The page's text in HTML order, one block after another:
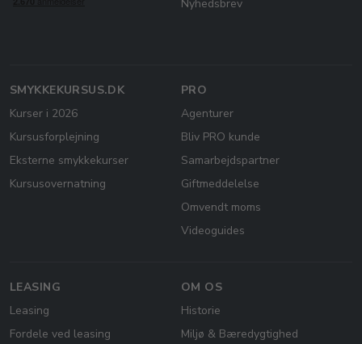
Nyhedsbrev
SMYKKEKURSUS.DK
Kurser i 2026
Kursusforplejning
Eksterne smykkekurser
Kursusovernatning
PRO
Agenturer
Bliv PRO kunde
Samarbejdspartner
Giftmeddelelse
Omvendt moms
Videoguides
LEASING
Leasing
Fordele ved leasing
OM OS
Historie
Miljø & Bæredygtighed